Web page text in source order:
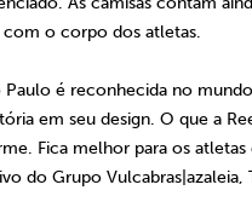
com o corpo dos atletas.
Paulo é reconhecida no
em seu design. O que a
Fica melhor para os
do Grupo